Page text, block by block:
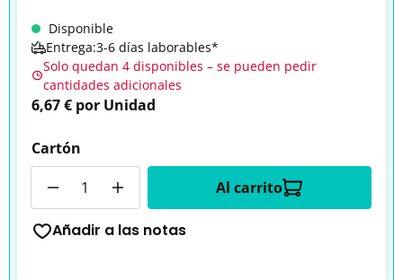
Disponible
Entrega:3-6 días laborables*
Solo quedan 4 disponibles – se pueden pedir
cantidades adicionales
6,67 € por Unidad
Cartón
Al carrito
Añadir a las notas